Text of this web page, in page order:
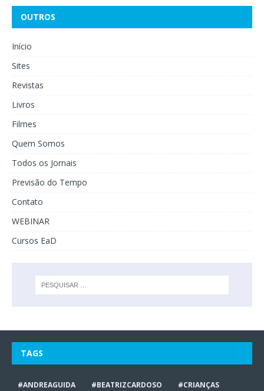
OUTROS
Início
Sites
Revistas
Livros
Filmes
Quem Somos
Todos os Jornais
Previsão do Tempo
Contato
WEBINAR
Cursos EaD
TAGS
#ANDREAGUIDA #BEATRIZCARDOSO #CRIANÇAS